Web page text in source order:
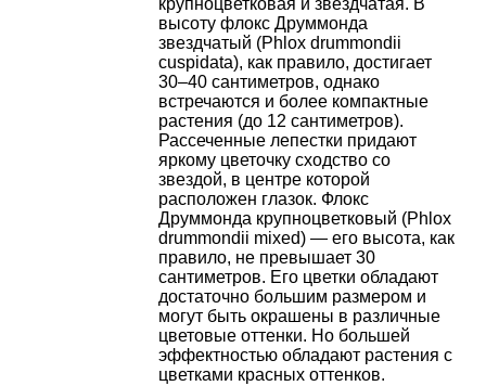
крупноцветковая и звездчатая. В
высоту флокс Друммонда
звездчатый (Phlox drummondii
cuspidata), как правило, достигает
30–40 сантиметров, однако
встречаются и более компактные
растения (до 12 сантиметров).
Рассеченные лепестки придают
яркому цветочку сходство со
звездой, в центре которой
расположен глазок. Флокс
Друммонда крупноцветковый (Phlox
drummondii mixed) ― его высота, как
правило, не превышает 30
сантиметров. Его цветки обладают
достаточно большим размером и
могут быть окрашены в различные
цветовые оттенки. Но большей
эффектностью обладают растения с
цветками красных оттенков.